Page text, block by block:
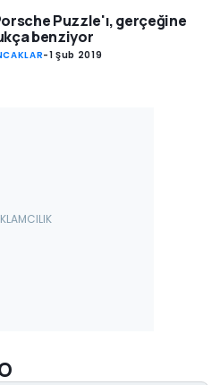
Puzzle'ı, gerçeğine
benziyor
-1 Şub 2019